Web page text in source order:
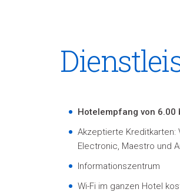
Hotelempfang von
Akzeptierte Kreditkarten:
Electronic, Maestro und
Informationszentrum
Wi-Fi im ganzen Hotel